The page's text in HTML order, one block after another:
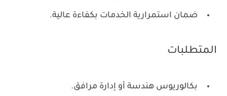
ضمان استمرارية الخدمات بكفاءة عالية.
المتطلبات
بكالوريوس هندسة أو إدارة مرافق.